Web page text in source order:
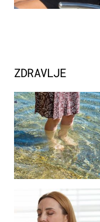
ZDRAVLJE